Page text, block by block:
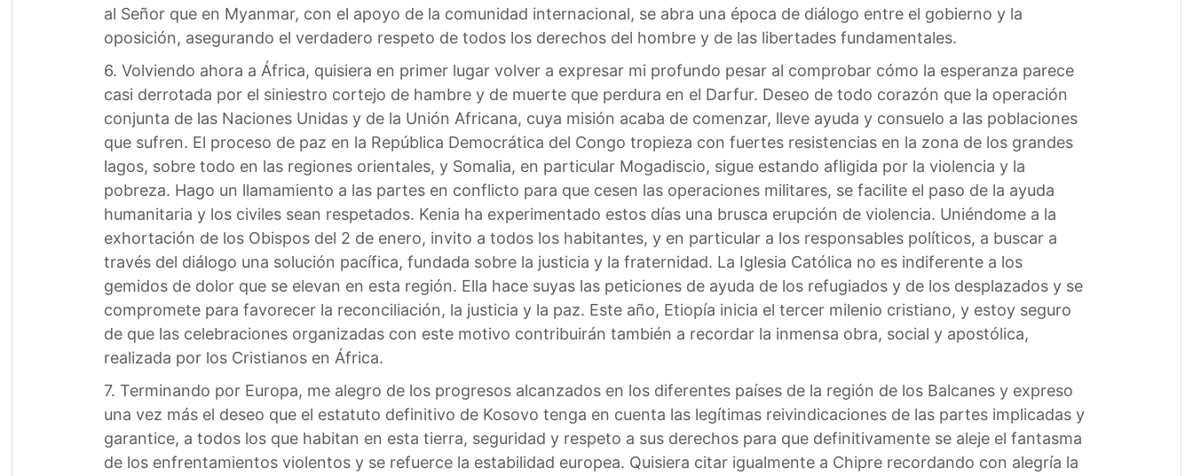
al Señor que en Myanmar, con el apoyo de la comunidad internacional, se abra una época de diálogo entre el gobierno y la
oposición, asegurando el verdadero respeto de todos los derechos del hombre y de las libertades fundamentales.
6. Volviendo ahora a África, quisiera en primer lugar volver a expresar mi profundo pesar al comprobar cómo la esperanza parece
casi derrotada por el siniestro cortejo de hambre y de muerte que perdura en el Darfur. Deseo de todo corazón que la operación
conjunta de las Naciones Unidas y de la Unión Africana, cuya misión acaba de comenzar, lleve ayuda y consuelo a las poblaciones
que sufren. El proceso de paz en la República Democrática del Congo tropieza con fuertes resistencias en la zona de los grandes
lagos, sobre todo en las regiones orientales, y Somalia, en particular Mogadiscio, sigue estando afligida por la violencia y la
pobreza. Hago un llamamiento a las partes en conflicto para que cesen las operaciones militares, se facilite el paso de la ayuda
humanitaria y los civiles sean respetados. Kenia ha experimentado estos días una brusca erupción de violencia. Uniéndome a la
exhortación de los Obispos del 2 de enero, invito a todos los habitantes, y en particular a los responsables políticos, a buscar a
través del diálogo una solución pacífica, fundada sobre la justicia y la fraternidad. La Iglesia Católica no es indiferente a los
gemidos de dolor que se elevan en esta región. Ella hace suyas las peticiones de ayuda de los refugiados y de los desplazados y se
compromete para favorecer la reconciliación, la justicia y la paz. Este año, Etiopía inicia el tercer milenio cristiano, y estoy seguro
de que las celebraciones organizadas con este motivo contribuirán también a recordar la inmensa obra, social y apostólica,
realizada por los Cristianos en África.
7. Terminando por Europa, me alegro de los progresos alcanzados en los diferentes países de la región de los Balcanes y expreso
una vez más el deseo que el estatuto definitivo de Kosovo tenga en cuenta las legítimas reivindicaciones de las partes implicadas y
garantice, a todos los que habitan en esta tierra, seguridad y respeto a sus derechos para que definitivamente se aleje el fantasma
de los enfrentamientos violentos y se refuerce la estabilidad europea. Quisiera citar igualmente a Chipre recordando con alegría la